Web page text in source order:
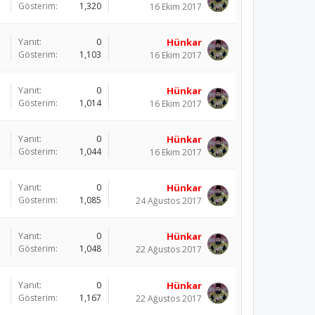
Gösterim: 1,320 16 Ekim 2017
Yanıt: 0
Gösterim: 1,103
Hünkar
16 Ekim 2017
Yanıt: 0
Gösterim: 1,014
Hünkar
16 Ekim 2017
Yanıt: 0
Gösterim: 1,044
Hünkar
16 Ekim 2017
Yanıt: 0
Gösterim: 1,085
Hünkar
24 Ağustos 2017
Yanıt: 0
Gösterim: 1,048
Hünkar
22 Ağustos 2017
Yanıt: 0
Gösterim: 1,167
Hünkar
22 Ağustos 2017